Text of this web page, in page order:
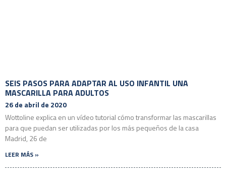
SEIS PASOS PARA ADAPTAR AL USO INFANTIL UNA
MASCARILLA PARA ADULTOS
26 de abril de 2020
Wottoline explica en un vídeo tutorial cómo transformar las mascarillas
para que puedan ser utilizadas por los más pequeños de la casa
Madrid, 26 de
LEER MÁS »